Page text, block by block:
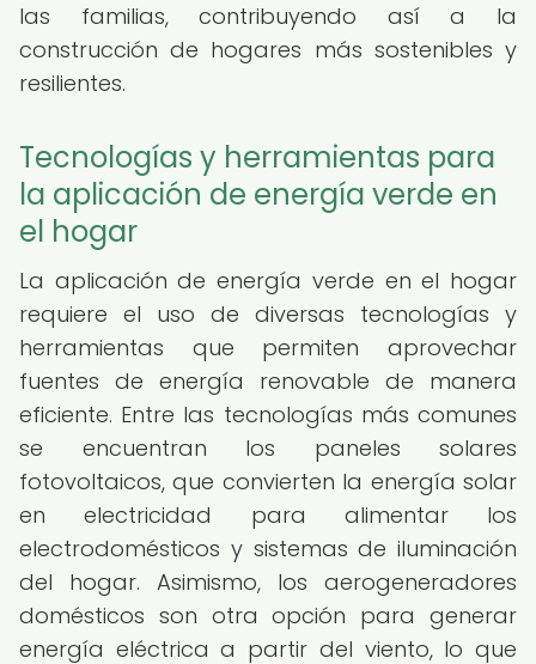
las familias, contribuyendo así a la
construcción de hogares más sostenibles y
resilientes.
Tecnologías y herramientas para
la aplicación de energía verde en
el hogar
La aplicación de energía verde en el hogar
requiere el uso de diversas tecnologías y
herramientas que permiten aprovechar
fuentes de energía renovable de manera
eficiente. Entre las tecnologías más comunes
se encuentran los paneles solares
fotovoltaicos, que convierten la energía solar
en electricidad para alimentar los
electrodomésticos y sistemas de iluminación
del hogar. Asimismo, los aerogeneradores
domésticos son otra opción para generar
energía eléctrica a partir del viento, lo que